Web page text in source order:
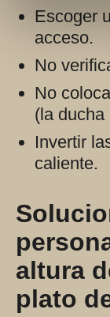
Escoger
acceso.
No
No
(la ducha
Invertir
caliente.
altura
plato